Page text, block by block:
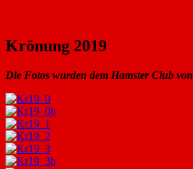
Krönung 2019
Die Fotos wurden dem Hamster Club von